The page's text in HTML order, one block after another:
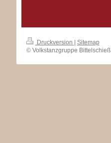
Druckversion
Sitemap
© Volkstanzgruppe Bittelschieß